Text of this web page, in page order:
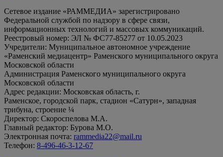
Сетевое издание «РАММЕДИА» зарегистрировано
Федеральной службой по надзору в сфере связи,
информационных технологий и массовых коммуникаций.
Реестровый номер: ЭЛ № ФС77-85277 от 10.05.2023
Учредители: Муниципальное автономное учреждение
«Раменский медиацентр» Раменского муниципального округа
Московской области
Администрация Раменского муниципального округа
Московской области
Адрес редакции: Московская область, г.
Раменское, городской парк, стадион «Сатурн», западная
трибуна, строение ¼
Директор: Скороспелова М.А.
Главный редактор: Бурова М.О.
Электронная почта: rammedia22@mail.ru
Телефон: 8-496-46-3-12-67